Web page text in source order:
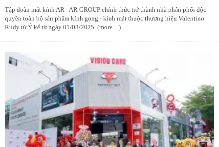
Tập đoàn mắt kính AR - AR GROUP chính thức trở thành nhà phân phối độc
quyền toàn bộ sản phẩm kính gọng - kính mát thuộc thương hiệu Valentino
Rudy từ Ý kể từ ngày 01/03/2025. (more…)...